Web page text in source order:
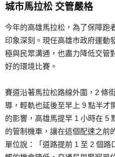
城市馬拉松 交管嚴格
今年的高雄馬拉松，為了保障跑
印象深刻。現任高雄市政府運動
極與民眾溝通，也盡力降低交管
好的環境比賽。
賽道沿著馬拉松路線外圍，2 條
導，輕軌也延後至早上 9 點半才
的影響，高雄馬提早 1 小時在 5
的管制機車，讓在這個配速之前
單位說：「道路提前 1 至 2 個